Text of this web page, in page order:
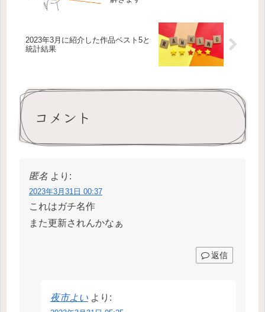
2023年3月に紹介した作品ベスト5と
統計結果
コメント
匿名 より:
2023年3月31日 00:37
これはガチ名作
また更新されんかなぁ
返信
夜市よい より: